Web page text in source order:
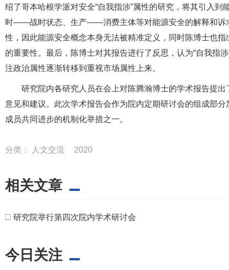
绍了哥本哈根学派对安全“自我指涉”属性的研究，将其引入
时——战时状态、生产——消费主体等对能源安全的解释和诉
性，因此能源安全概念本身无法被精准定义，同时陈博士也
的重要性。最后，陈博士对其报告进行了反思，认为“自我指
注政治属性逐渐转移到重视市场属性上来。
研究院内各研究人员在会上对陈腾瀚博士的学术报告提
意见和建议。此次学术报告会作为院内定期研讨会的组成部
成员共同进步的机制化举措之一。
分类： 人文交流 2020
相关文章
□ 研究院举行第四次院内学术研讨会
今日关注